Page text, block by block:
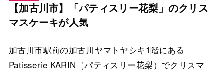
【加古川市】「パティスリー花梨」のクリス
マスケーキが人気
加古川市駅前の加古川ヤマトヤシキ1階にある
Patisserie KARIN（パティスリー花梨）でクリスマ